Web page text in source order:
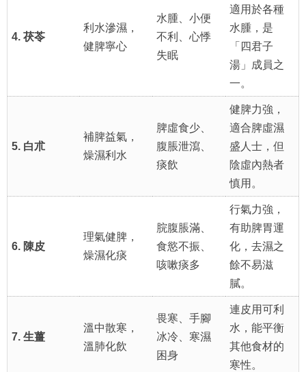
4. 茯苓
利水滲濕，
健脾寧心
水腫、小便
不利、心悸
失眠
適用於各種
水腫，是
「四君子
湯」成員之
一。
5. 白朮
補脾益氣，
燥濕利水
脾虛食少、
腹脹泄瀉、
痰飲
健脾力強，
適合脾虛濕
盛人士，但
陰虛內熱者
慎用。
6. 陳皮
理氣健脾，
燥濕化痰
脘腹脹滿、
食慾不振、
咳嗽痰多
行氣力強，
有助脾胃運
化，去濕之
餘不易滋
膩。
7. 生薑
溫中散寒，
溫肺化飲
畏寒、手腳
冰冷、寒濕
困身
連皮用可利
水，能平衡
其他食材的
寒性。